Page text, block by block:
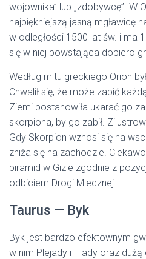
wojownika” lub „zdobywcę”. W
najpiękniejszą jasną mgławicę
w odległości 1500 lat św. i ma
się w niej powstająca dopiero
Według mitu greckiego Orion
Chwalił się, że może zabić
Ziemi postanowiła ukarać go za
skorpiona, by go zabił.
Gdy Skorpion wznosi się na
zniża się na zachodzie.
piramid w Gizie zgodnie z
odbiciem Drogi Mlecznej.
Taurus — Byk
Byk jest bardzo efektownym
w nim Plejady i Hiady oraz